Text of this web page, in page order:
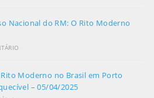
Nacional do RM: O Rito Moderno
Moderno no Brasil em Porto
– 05/04/2025